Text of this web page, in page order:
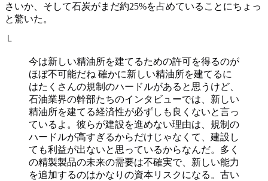
さいか、そして石炭がまだ約25%を占めていることにちょっ
と驚いた。
└
今は新しい精油所を建てるための許可を得るのが
ほぼ不可能だね 確かに新しい精油所を建てるに
はたくさんの規制のハードルがあると思うけど、
石油業界の幹部たちのインタビューでは、新しい
精油所を建てる経済性が必ずしも良くないと言っ
ているよ。彼らが建設を進めない理由は、規制の
ハードルが高すぎるからだけじゃなくて、建設し
ても利益が出ないと思っているからなんだ。多く
の精製製品の未来の需要は不確実で、新しい能力
を追加するのはかなりの資本リスクになる。古い